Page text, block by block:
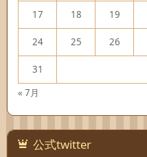
« 7月
17 18 19
24 25 26
31
公式twitter